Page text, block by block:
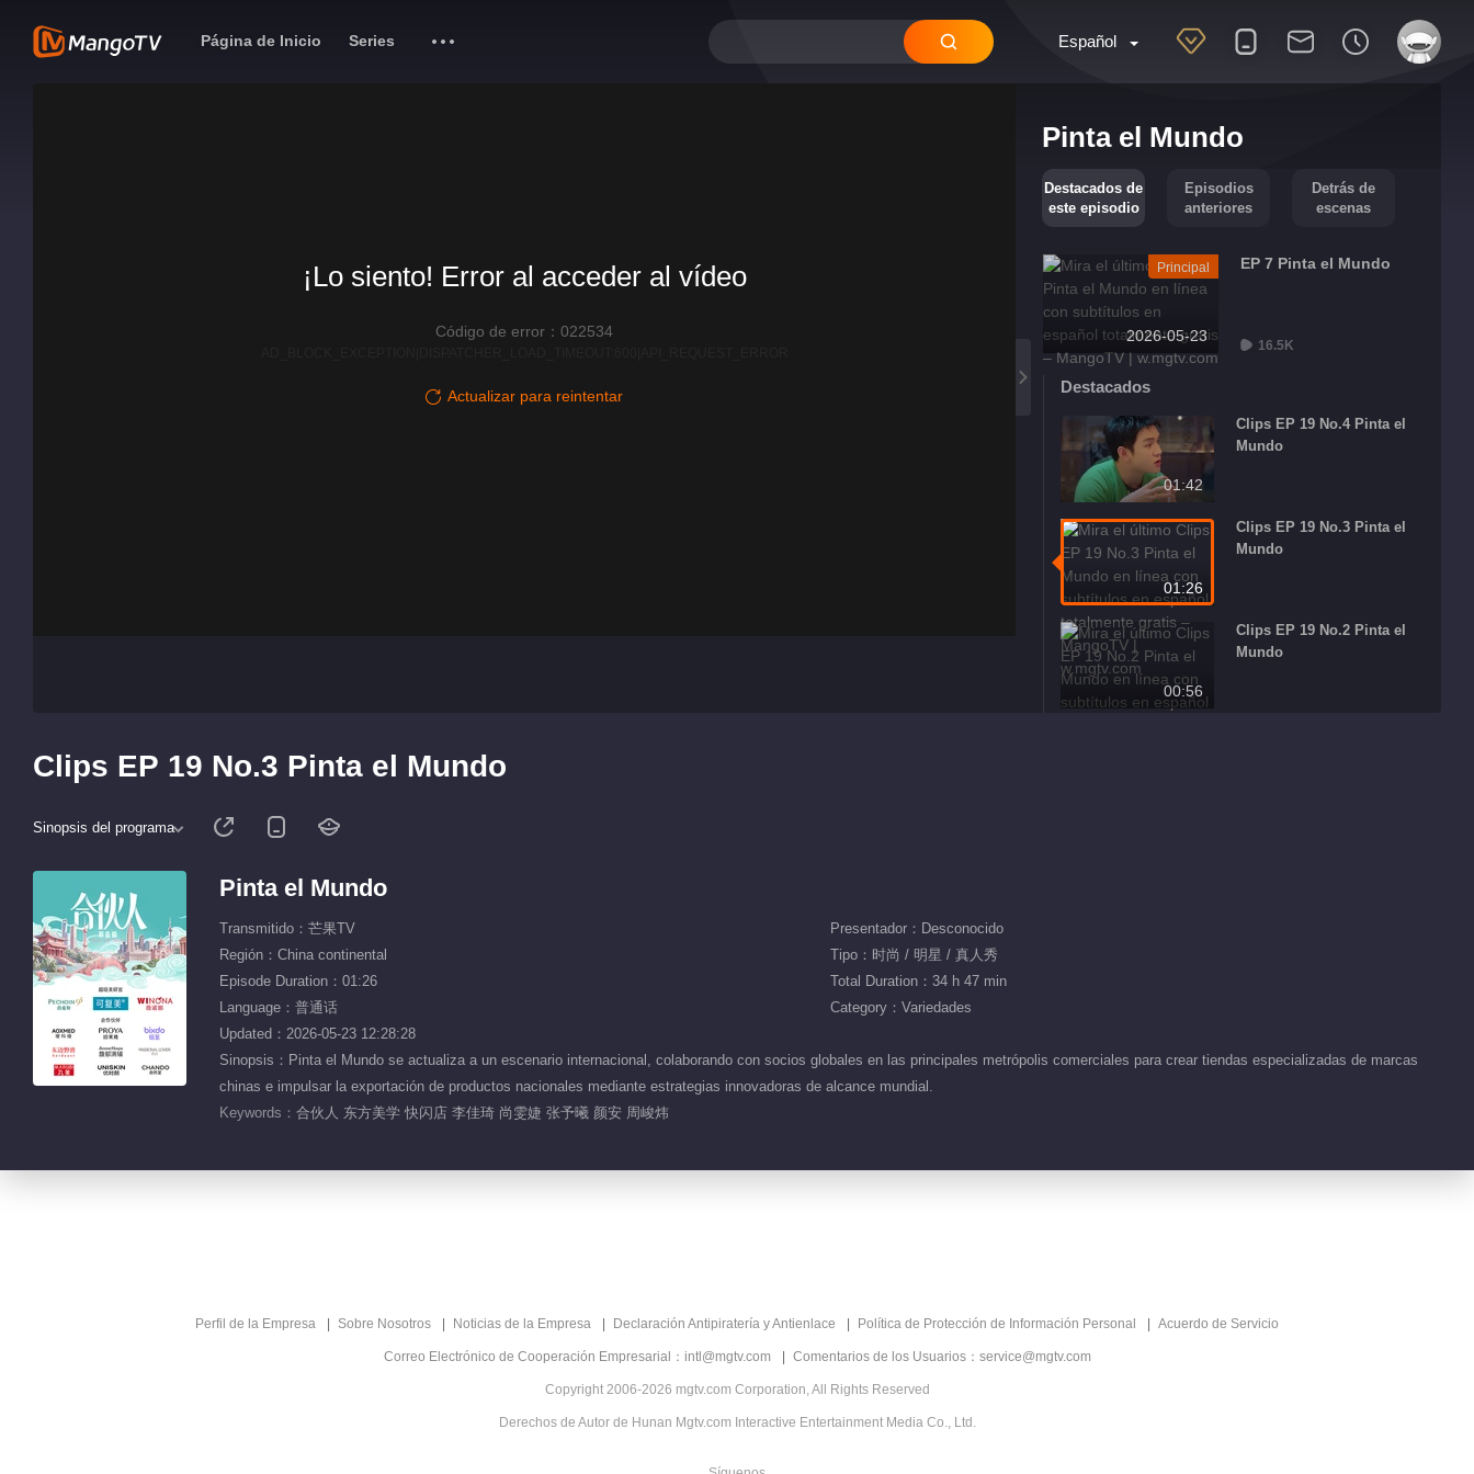
Español
Página de Inicio Series
Pinta el Mundo
Destacados de
este episodio
Episodios
anteriores
Detrás de
escenas
2026-05-23
Principal EP 7 Pinta el Mundo
16.5K
Destacados
01:42
Clips EP 19 No.4 Pinta el
Mundo
01:26
Clips EP 19 No.3 Pinta el
Mundo
00:56
Clips EP 19 No.2 Pinta el
Mundo
¡Lo siento! Error al acceder al vídeo
Código de error：022534
Actualizar para reintentar
Clips EP 19 No.3 Pinta el Mundo
Sinopsis del programa
Pinta el Mundo
Transmitido：芒果TV
Presentador：Desconocido
Región：China continental
Tipo：时尚 / 明星 / 真人秀
Episode Duration：01:26
Total Duration：34 h 47 min
Language：普通话
Category：Variedades
Updated：2026-05-23 12:28:28
Sinopsis：Pinta el Mundo se actualiza a un escenario internacional, colaborando con socios globales en las principales metrópolis comerciales para crear tiendas especializadas de marcas
chinas e impulsar la exportación de productos nacionales mediante estrategias innovadoras de alcance mundial.
Keywords： 合伙人 东方美学 快闪店 李佳琦 尚雯婕 张予曦 颜安 周峻炜
Perfil de la Empresa Sobre Nosotros Noticias de la Empresa Declaración Antipiratería y Antienlace Política de Protección de Información Personal Acuerdo de Servicio
Correo Electrónico de Cooperación Empresarial：intl@mgtv.com Comentarios de los Usuarios：service@mgtv.com
Copyright 2006-2026 mgtv.com Corporation, All Rights Reserved
Derechos de Autor de Hunan Mgtv.com Interactive Entertainment Media Co., Ltd.